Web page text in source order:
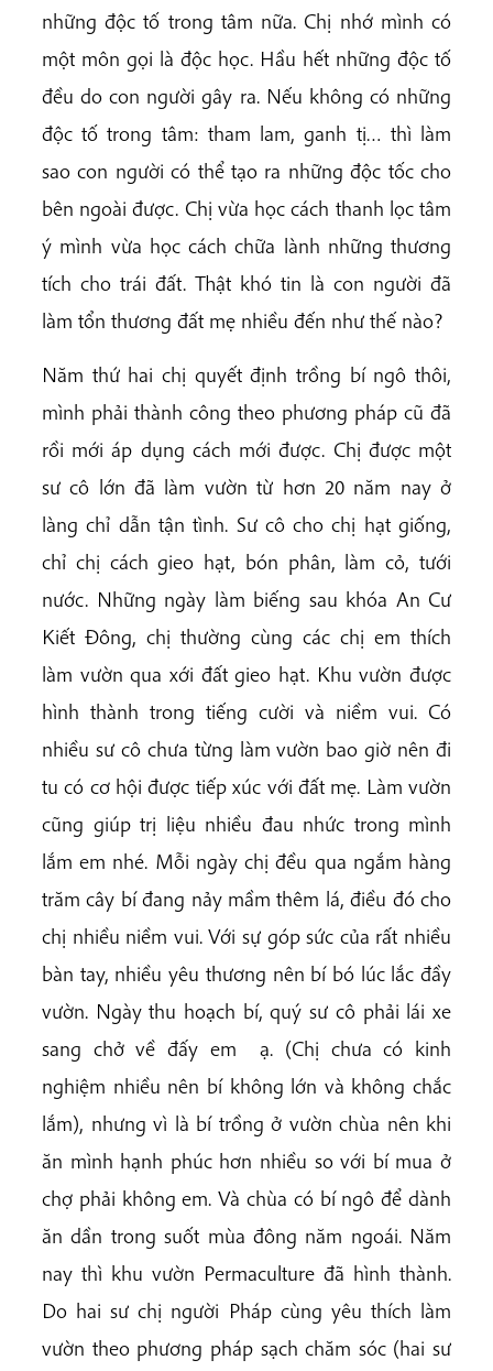
những độc tố trong tâm nữa. Chị nhớ mình có
một môn gọi là độc học. Hầu hết những độc tố
đều do con người gây ra. Nếu không có những
độc tố trong tâm: tham lam, ganh tị… thì làm
sao con người có thể tạo ra những độc tốc cho
bên ngoài được. Chị vừa học cách thanh lọc tâm
ý mình vừa học cách chữa lành những thương
tích cho trái đất. Thật khó tin là con người đã
làm tổn thương đất mẹ nhiều đến như thế nào?
Năm thứ hai chị quyết định trồng bí ngô thôi,
mình phải thành công theo phương pháp cũ đã
rồi mới áp dụng cách mới được. Chị được một
sư cô lớn đã làm vườn từ hơn 20 năm nay ở
làng chỉ dẫn tận tình. Sư cô cho chị hạt giống,
chỉ chị cách gieo hạt, bón phân, làm cỏ, tưới
nước. Những ngày làm biếng sau khóa An Cư
Kiết Đông, chị thường cùng các chị em thích
làm vườn qua xới đất gieo hạt. Khu vườn được
hình thành trong tiếng cười và niềm vui. Có
nhiều sư cô chưa từng làm vườn bao giờ nên đi
tu có cơ hội được tiếp xúc với đất mẹ. Làm vườn
cũng giúp trị liệu nhiều đau nhức trong mình
lắm em nhé. Mỗi ngày chị đều qua ngắm hàng
trăm cây bí đang nảy mầm thêm lá, điều đó cho
chị nhiều niềm vui. Với sự góp sức của rất nhiều
bàn tay, nhiều yêu thương nên bí bó lúc lắc đầy
vườn. Ngày thu hoạch bí, quý sư cô phải lái xe
sang chở về đấy em ạ. (Chị chưa có kinh
nghiệm nhiều nên bí không lớn và không chắc
lắm), nhưng vì là bí trồng ở vườn chùa nên khi
ăn mình hạnh phúc hơn nhiều so với bí mua ở
chợ phải không em. Và chùa có bí ngô để dành
ăn dần trong suốt mùa đông năm ngoái. Năm
nay thì khu vườn Permaculture đã hình thành.
Do hai sư chị người Pháp cùng yêu thích làm
vườn theo phương pháp sạch chăm sóc (hai sư